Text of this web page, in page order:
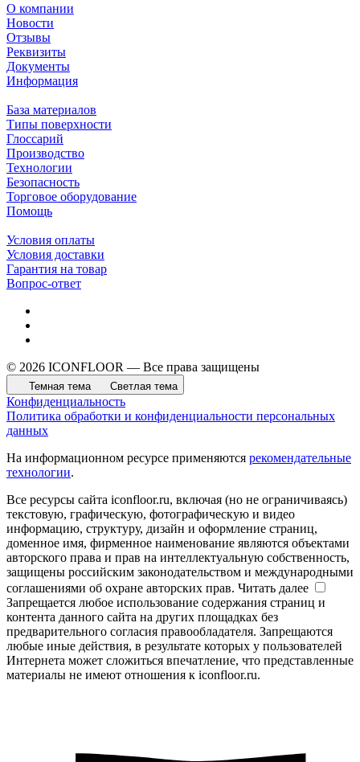
О компании
Новости
Отзывы
Реквизиты
Документы
Информация
База материалов
Типы поверхности
Глоссарий
Производство
Технологии
Безопасность
Торговое оборудование
Помощь
Условия оплаты
Условия доставки
Гарантия на товар
Вопрос-ответ
© 2026 ICONFLOOR — Все права защищены
Темная тема Светлая тема
Конфиденциальность
Политика обработки и конфиденциальности персональных
данных
На информационном ресурсе применяются рекомендательные
технологии.
Все ресурсы сайта iconfloor.ru, включая (но не ограничиваясь)
текстовую, графическую, фотографическую и видео
информацию, структуру, дизайн и оформление страниц,
доменное имя, фирменное наименование являются объектами
авторского права и прав на интеллектуальную собственность,
защищены российским законодательством и международными
соглашениями об охране авторских прав. Читать далее
Запрещается любое использование содержания страниц и
контента данного сайта на других площадках без
предварительного согласия правообладателя. Запрещаются
любые иные действия, в результате которых у пользователей
Интернета может сложиться впечатление, что представленные
материалы не имеют отношения к iconfloor.ru.